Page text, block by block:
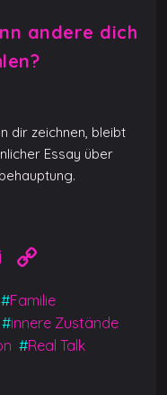
andere dich
dir zeichnen, bleibt
Essay über
E
m
ai
l
o
p
y
#Familie
#innere Zustände
#Real Talk